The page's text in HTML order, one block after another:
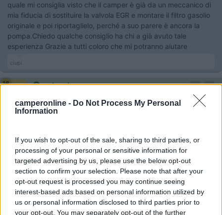
camperonline - Do Not Process My Personal
Information
If you wish to opt-out of the sale, sharing to third parties, or
processing of your personal or sensitive information for
targeted advertising by us, please use the below opt-out
section to confirm your selection. Please note that after your
opt-out request is processed you may continue seeing
interest-based ads based on personal information utilized by
us or personal information disclosed to third parties prior to
your opt-out. You may separately opt-out of the further
quale mi consiglia visto che il camper è già da un meccanico di
mia fiducia di sostituire la valvola EGR e montare il filtro gasolio
originale e poi riportaglielo, perché a suo parere è ancora la
pompa.Chiedo qualche consiglio ha chi a già avuto tale
esperienza Grazie a tutti coloro che mi potranno aiutare
ciupi
16 calasci
Inserito il19/12/2018
L'ho acquistato usato a marzo 2018, dopo alcuni Km circa 3000 mi sono
accorto che ogni tanto mi perdeva di potenza, e diveniva rumoroso, con
un consumo eccessivo di carburante 5/6 Km al litro con una velocità che
non supera
...
Nel mio 115cv 5 marce